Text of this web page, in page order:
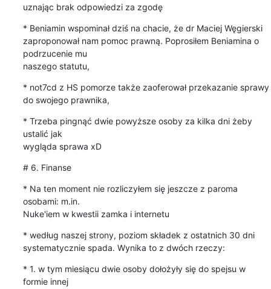
uznając brak odpowiedzi za zgodę
* Beniamin wspominał dziś na chacie, że dr Maciej Węgierski
zaproponował nam pomoc prawną. Poprosiłem Beniamina o
podrzucenie mu
naszego statutu,
* not7cd z HS pomorze także zaoferował przekazanie sprawy
do swojego prawnika,
* Trzeba pingnąć dwie powyższe osoby za kilka dni żeby
ustalić jak
wygląda sprawa xD
# 6. Finanse
* Na ten moment nie rozliczyłem się jeszcze z paroma
osobami: m.in.
Nuke'iem w kwestii zamka i internetu
* według naszej strony, poziom składek z ostatnich 30 dni
systematycznie spada. Wynika to z dwóch rzeczy:
* 1. w tym miesiącu dwie osoby dołożyły się do spejsu w
formie innej